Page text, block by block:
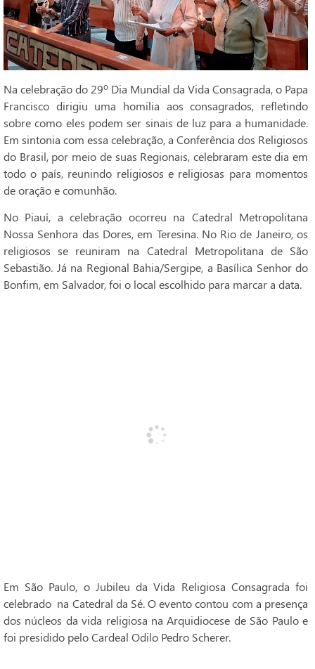
Na celebração do 29º Dia Mundial da Vida Consagrada, o Papa
Francisco dirigiu uma homilia aos consagrados, refletindo
sobre como eles podem ser sinais de luz para a humanidade.
Em sintonia com essa celebração, a Conferência dos Religiosos
do Brasil, por meio de suas Regionais, celebraram este dia em
todo o país, reunindo religiosos e religiosas para momentos
de oração e comunhão.
No Piauí, a celebração ocorreu na Catedral Metropolitana
Nossa Senhora das Dores, em Teresina. No Rio de Janeiro, os
religiosos se reuniram na Catedral Metropolitana de São
Sebastião. Já na Regional Bahia/Sergipe, a Basílica Senhor do
Bonfim, em Salvador, foi o local escolhido para marcar a data.
Em São Paulo, o Jubileu da Vida Religiosa Consagrada foi
celebrado na Catedral da Sé. O evento contou com a presença
dos núcleos da vida religiosa na Arquidiocese de São Paulo e
foi presidido pelo Cardeal Odilo Pedro Scherer.